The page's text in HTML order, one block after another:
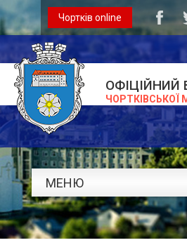
ОФІЦІЙНИЙ
ЧОРТКІВСЬКОЇ
Чортків online
МЕНЮ